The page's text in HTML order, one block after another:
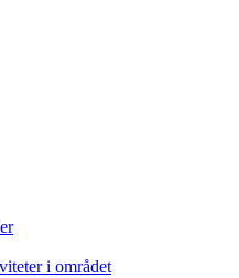
i området